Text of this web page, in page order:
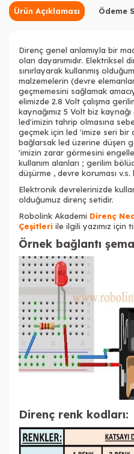
Tükendi
Ürün Açıklaması Ödeme
Direnç genel anlamıyla bir
olan dayanımıdır. Elektriksel
sınırlayarak kullanmış
malzemelerin (devre
geçmemesini sağlamak
elimizde 2.8 Volt çalışma
kaynağımız 5 Volt biz
led'imizin tahrip olmasına
geçmek için led 'imize seri bir
bağlarsak led üzerine düşen
'imizin zarar görmesini
kullanım alanları ; gerilim
düşürme , devre koruması v.s.
Elektronik devrelerinizde
olduğumuz direnç setidir.
Robolink Akademi Direnç
Çeşitleri ile ilgili yazımız için
Örnek bağlantı
Direnç renk kodları: